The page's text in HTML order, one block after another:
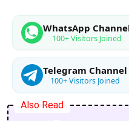
WhatsApp
100+ Visitors Joined
Telegram Channel
100+ Visitors Joined
Also Read